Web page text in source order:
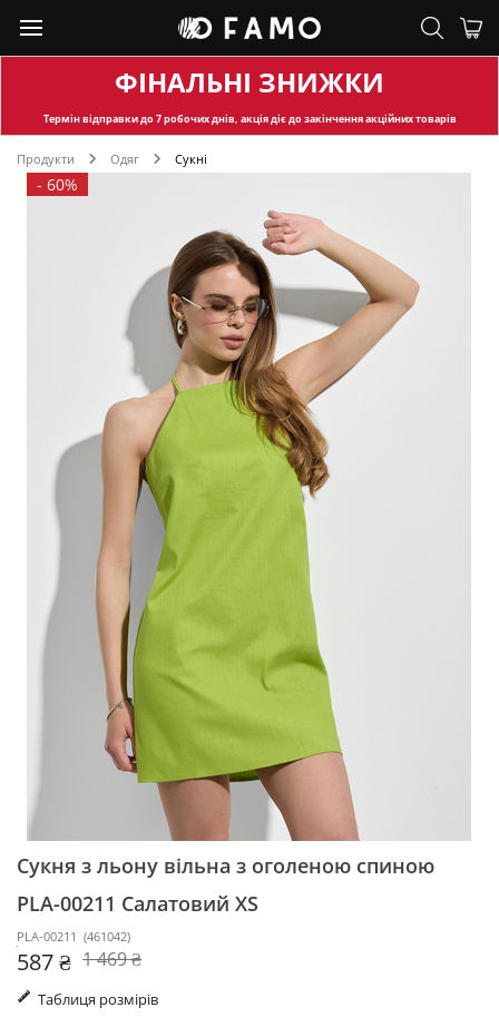
ФІНАЛЬНІ ЗНИЖКИ
Термін відправкидо 7 робочих днів, акція діє до закінчення акційних товарів
Продукти Одяг Сукні
- 60%
Сукня з льону вільна з оголеною спиною
PLA-00211 Салатовий XS
PLA-00211 (461042)
587 ₴ 1 469 ₴
Таблиця розмірів